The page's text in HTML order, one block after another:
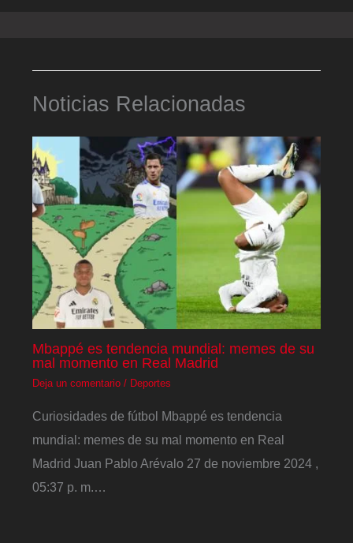
Noticias Relacionadas
Mbappé es tendencia mundial: memes de su
mal momento en Real Madrid
Deja un comentario / Deportes
Curiosidades de fútbol Mbappé es tendencia
mundial: memes de su mal momento en Real
Madrid Juan Pablo Arévalo 27 de noviembre 2024 ,
05:37 p. m.…